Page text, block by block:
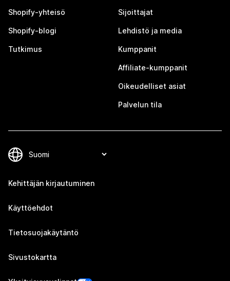
Shopify-yhteisö
Shopify-blogi
Tutkimus
Sijoittajat
Lehdistö ja media
Kumppanit
Affiliate-kumppanit
Oikeudelliset asiat
Palvelun tila
Kehittäjän kirjautuminen
Käyttöehdot
Tietosuojakäytäntö
Sivustokartta